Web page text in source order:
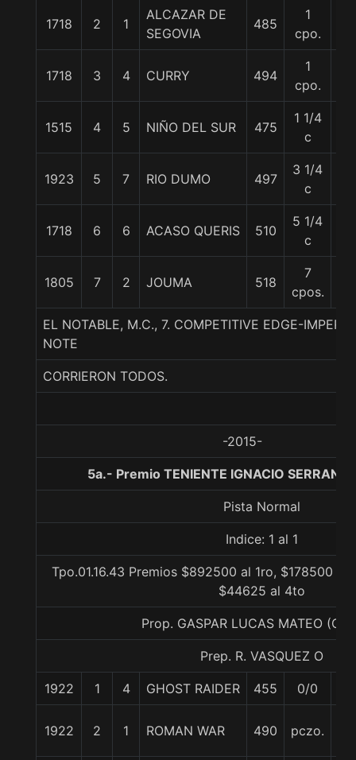
1718 2 1
ALCAZAR DE
SEGOVIA
485
1
cpo.
1718 3 4 CURRY 494
1
cpo.
1515 4 5 NIÑO DEL SUR 475
1 1/4
c
1923 5 7 RIO DUMO 497
3 1/4
c
1718 6 6 ACASO QUERIS 510
5 1/4
c
1805 7 2 JOUMA 518
7
cpos.
EL NOTABLE, M.C., 7. COMPETITIVE EDGE-
NOTE
CORRIERON TODOS.
-2015-
5a.- Premio TENIENTE IGNACIO
Pista Normal
Indice: 1 al 1
Tpo.01.16.43 Premios $892500 al 1ro, $178500
$44625 al 4to
Prop. GASPAR LUCAS MATEO
Prep. R. VASQUEZ O
1922 1 4 GHOST RAIDER 455 0/0
1922 2 1 ROMAN WAR 490 pczo.